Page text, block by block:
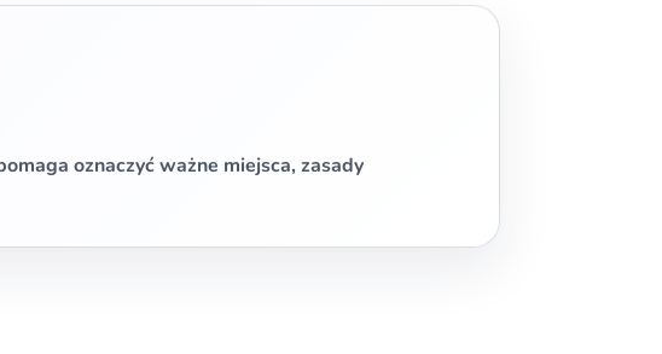
oznaczyć ważne miejsca, zasady